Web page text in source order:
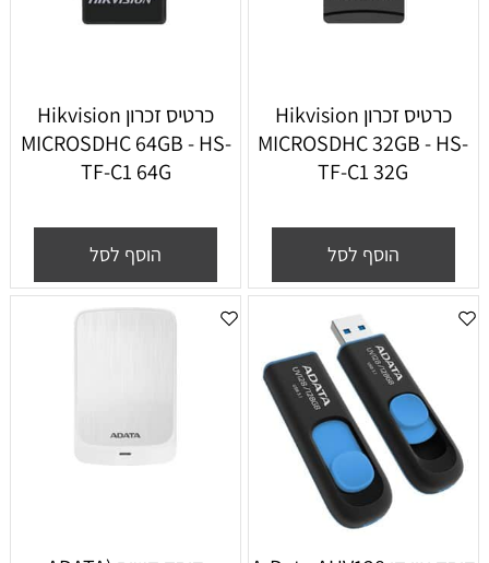
כרטיס זכרון Hikvision
MICROSDHC 32GB - HS-
TF-C1 32G
הוסף לסל
כרטיס זכרון Hikvision
MICROSDHC 64GB - HS-
TF-C1 64G
הוסף לסל